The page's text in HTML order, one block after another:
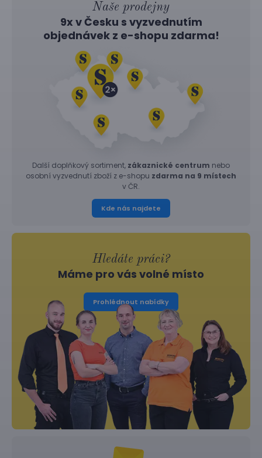
Naše prodejny
9x v Česku s vyzvednutím
objednávek z e-shopu zdarma!
Další doplňkový sortiment, zákaznické centrum nebo
osobní vyzvednutí zboží z e-shopu zdarma na 9 místech
v ČR.
Kde nás najdete
Hledáte práci?
Máme pro vás volné místo
Prohlédnout nabídky